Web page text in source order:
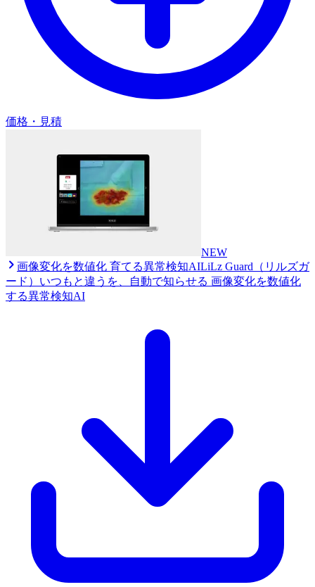
価格・見積
NEW
画像変化を数値化 育てる異常検知AILiLz Guard（リルズガ
ード） いつもと違うを、自動で知らせる 画像変化を数値化
する異常検知AI